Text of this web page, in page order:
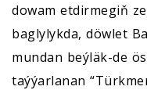
dowam etdirmegiň
baglylykda, döwlet
mundan beýläk-de
taýýarlanan